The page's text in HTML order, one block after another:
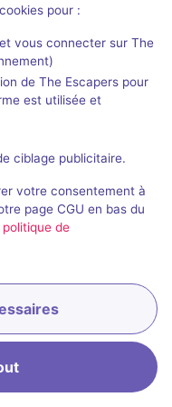
Connexion Menu
7
Intermédiaire
pour :
vous connecter sur The
de The Escapers pour
est utilisée et
ciblage publicitaire.
votre consentement à
page CGU en bas du
politique de